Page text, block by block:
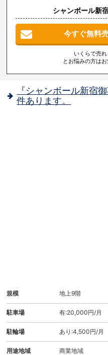
シャンボール新
今すぐ無料
いくらで売れ
とお悩みの方はお
『シャンボール新宿
件あります。
規模 地上9階
駐車場 有:20,000円/月
駐輪場 あり:4,500円/月
用途地域 商業地域